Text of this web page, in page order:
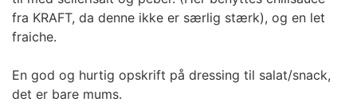
fra KRAFT, da denne ikke er særlig stærk), og en let
fraiche.
En god og hurtig opskrift på dressing til salat/snack,
det er bare mums.